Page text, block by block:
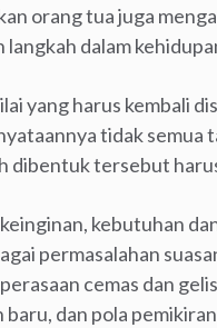
orang tua juga
dalam
yang harus kembali
tidak
dibentuk tersebut
kebutuhan
permasalahan
cemas dan
dan pola